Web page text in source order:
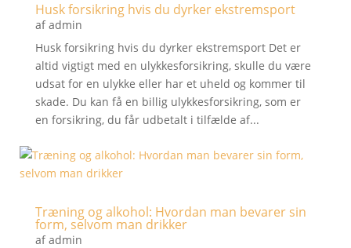
Husk forsikring hvis du dyrker ekstremsport
afadmin
Husk forsikring hvis du dyrker ekstremsport Det er
altid vigtigt med en ulykkesforsikring, skulle du være
udsat for en ulykke eller har et uheld og kommer til
skade. Du kan få en billig ulykkesforsikring, som er
en forsikring, du får udbetalt i tilfælde af...
Træning og alkohol: Hvordan man bevarer sin
form, selvom man drikker
afadmin